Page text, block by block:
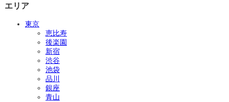
エリア
東京
恵比寿
後楽園
新宿
渋谷
池袋
品川
銀座
青山